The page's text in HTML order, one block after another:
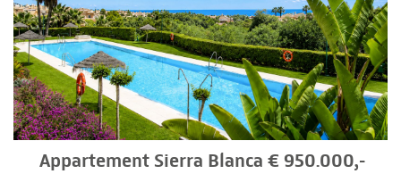
Appartement Sierra Blanca € 950.000,-